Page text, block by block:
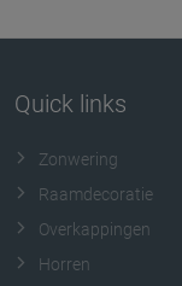
Quick links
Zonwering
Raamdecoratie
Overkappingen
Horren